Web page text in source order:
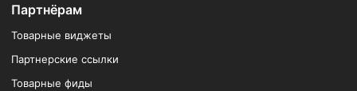
Партнёрам
Товарные виджеты
Партнерские ссылки
Товарные фиды